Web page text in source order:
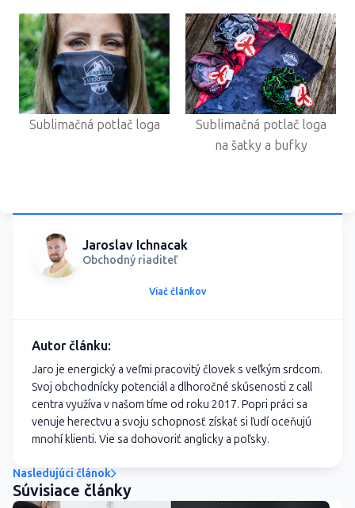
Sublimačná potlač loga
Sublimačná potlač loga
na šatky a bufky
Jaroslav Ichnacak
Obchodný riaditeľ
Viač článkov
Autor článku:
Jaro je energický a veľmi pracovitý človek s veľkým srdcom.
Svoj obchodnícky potenciál a dlhoročné skúsenosti z call
centra využíva v našom tíme od roku 2017. Popri práci sa
venuje herectvu a svoju schopnosť získať si ľudí oceňujú
mnohí klienti. Vie sa dohovoriť anglicky a poľsky.
Nasledujúci článok
Súvisiace články